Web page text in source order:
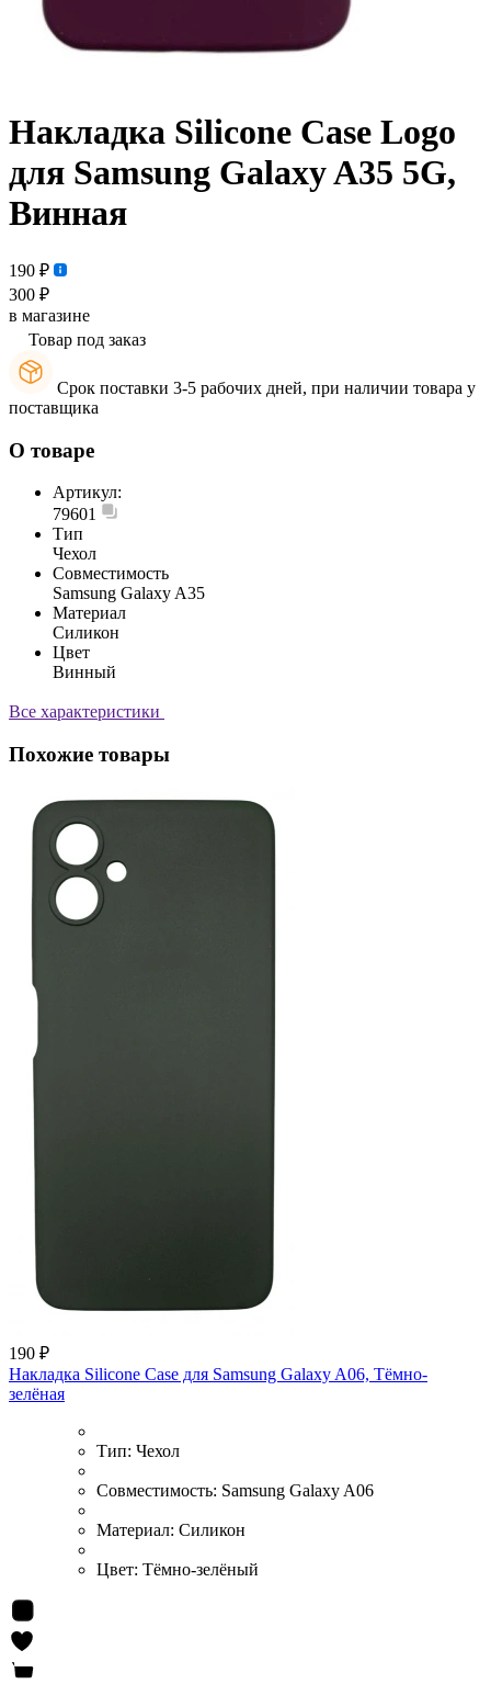
Накладка Silicone Case Logo
для Samsung Galaxy A35 5G,
Винная
190 ₽
300 ₽
в магазине
Товар под заказ
Срок поставки 3-5 рабочих дней, при наличии товара у
поставщика
О товаре
Артикул:
79601
Тип
Чехол
Совместимость
Samsung Galaxy A35
Материал
Силикон
Цвет
Винный
Все характеристики
Похожие товары
190 ₽
Накладка Silicone Case для Samsung Galaxy A06, Тёмно-
зелёная
Тип: Чехол
Совместимость: Samsung Galaxy A06
Материал: Силикон
Цвет: Тёмно-зелёный